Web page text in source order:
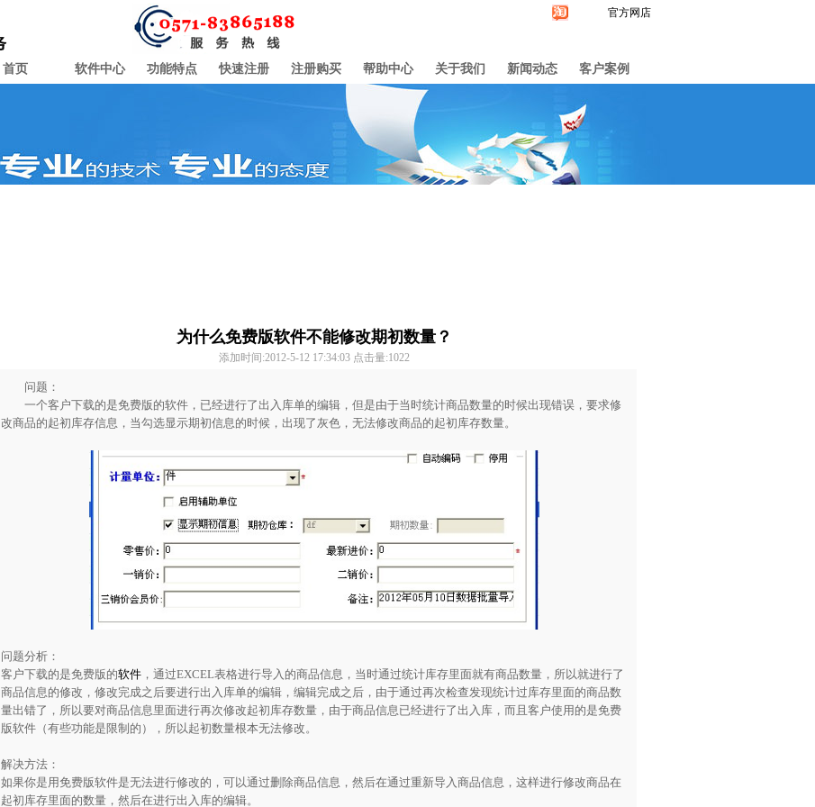
官方网店
首页 软件中心 功能特点 快速注册 注册购买 帮助中心 关于我们 新闻动态 客户案例
为什么免费版软件不能修改期初数量？
添加时间:2012-5-12 17:34:03 点击量:1022
问题：
一个客户下载的是免费版的软件，已经进行了出入库单的编辑，但是由于当时统计商品数量的时候出现错误，要求修
改商品的起初库存信息，当勾选显示期初信息的时候，出现了灰色，无法修改商品的起初库存数量。
问题分析：
客户下载的是免费版的软件 ，通过EXCEL表格进行导入的商品信息，当时通过统计库存里面就有商品数量，所以就进行了
商品信息的修改，修改完成之后要进行出入库单的编辑，编辑完成之后，由于通过再次检查发现统计过库存里面的商品数
量出错了，所以要对商品信息里面进行再次修改起初库存数量，由于商品信息已经进行了出入库，而且客户使用的是免费
版软件（有些功能是限制的），所以起初数量根本无法修改。
解决方法：
如果你是用免费版软件是无法进行修改的，可以通过删除商品信息，然后在通过重新导入商品信息，这样进行修改商品在
起初库存里面的数量，然后在进行出入库的编辑。